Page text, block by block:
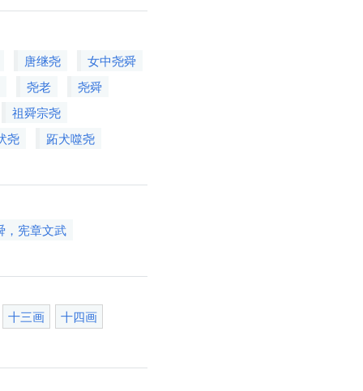
唐继尧
女中尧舜
尧老
尧舜
祖舜宗尧
尧
跖犬噬尧
，宪章文武
十三画 十四画